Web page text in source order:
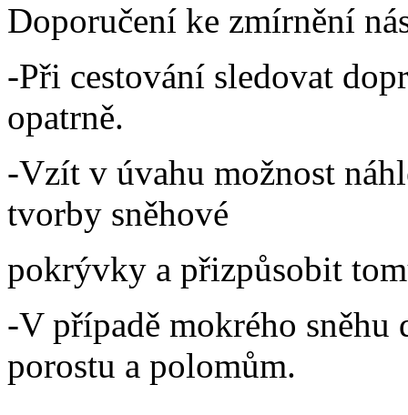
Doporučení ke zmírnění
-Při cestování sledovat
opatrně.
-Vzít v úvahu možnost
tvorby sněhové
pokrývky a přizpůsobit
-V případě mokrého sněhu
porostu a polomům.